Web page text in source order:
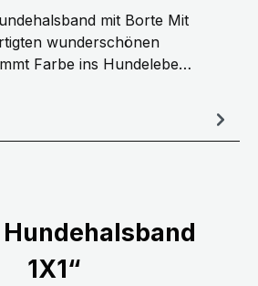
mit Borte Mit
wunderschönen
Farbe ins Hundelebe…
Hundehalsband
1X1“